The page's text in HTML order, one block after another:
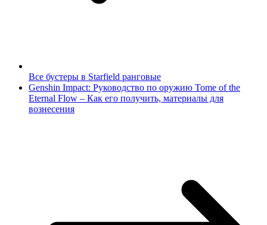
Все бустеры в Starfield ранговые
Genshin Impact: Руководство по оружию Tome of the
Eternal Flow – Как его получить, материалы для
вознесения